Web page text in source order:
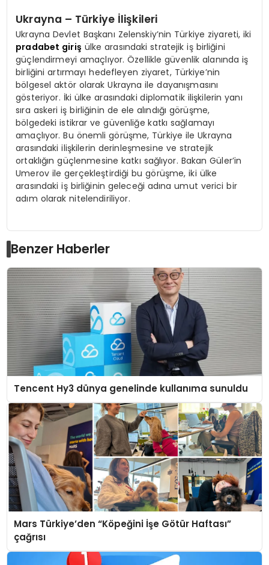
Ukrayna – Türkiye İlişkileri
Ukrayna Devlet Başkanı Zelenskiy’nin Türkiye ziyareti, iki
pradabet giriş ülke arasındaki stratejik iş birliğini
güçlendirmeyi amaçlıyor. Özellikle güvenlik alanında iş
birliğini artırmayı hedefleyen ziyaret, Türkiye’nin
bölgesel aktör olarak Ukrayna ile dayanışmasını
gösteriyor. İki ülke arasındaki diplomatik ilişkilerin yanı
sıra askeri iş birliğinin de ele alındığı görüşme,
bölgedeki istikrar ve güvenliğe katkı sağlamayı
amaçlıyor. Bu önemli görüşme, Türkiye ile Ukrayna
arasındaki ilişkilerin derinleşmesine ve stratejik
ortaklığın güçlenmesine katkı sağlıyor. Bakan Güler’in
Umerov ile gerçekleştirdiği bu görüşme, iki ülke
arasındaki iş birliğinin geleceği adına umut verici bir
adım olarak nitelendiriliyor.
Benzer Haberler
Tencent Hy3 dünya genelinde kullanıma sunuldu
Mars Türkiye’den “Köpeğini İşe Götür Haftası”
çağrısı